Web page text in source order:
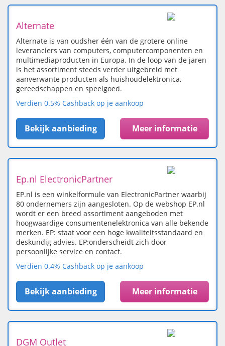
Alternate
Alternate is van oudsher één van de grotere online
leveranciers van computers, computercomponenten en
multimediaproducten in Europa. In de loop van de jaren
is het assortiment steeds verder uitgebreid met
aanverwante producten als huishoudelektronica,
gereedschappen en speelgoed.
Verdien 0.5% Cashback op je aankoop
Bekijk aanbieding Meer informatie
Ep.nl ElectronicPartner
EP.nl is een winkelformule van ElectronicPartner waarbij
80 ondernemers zijn aangesloten. Op de webshop EP.nl
wordt er een breed assortiment aangeboden met
hoogwaardige consumentenelektronica van alle bekende
merken. EP: staat voor een hoge kwaliteitsstandaard en
deskundig advies. EP:onderscheidt zich door
persoonlijke service en contact.
Verdien 0.4% Cashback op je aankoop
Bekijk aanbieding Meer informatie
DGM Outlet